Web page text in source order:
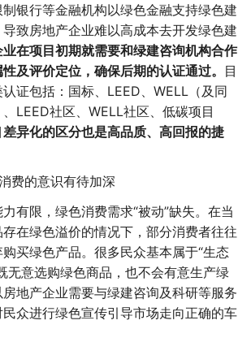
银行等金融机构以绿色金融支持绿色建
致房地产企业难以高成本去开发绿色建
业在项目初期就需要和绿建咨询机构合作
及评价定位，确保后期的认证通过。
目
证包括：国标、LEED、WELL（及同
LEED社区、WELL社区、低碳项目
差异化的区分也是高品质、高回报的捷
费的意识有待加深
有限，绿色消费需求“被动”缺失。在当
在绿色溢价的情况下，部分消费者往往
买绿色产品。很多民众基本属于“生态
无意选购绿色商品，也不会有意生产绿
地产企业需要与绿建咨询及科研等服务
众进行绿色宣传引导市场走向正确的车